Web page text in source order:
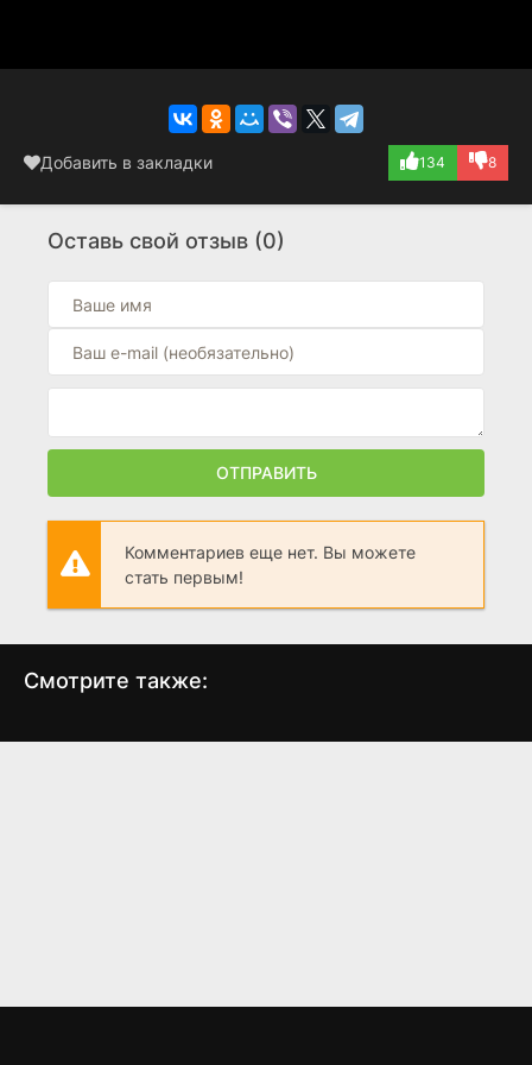
Добавить в закладки 134 8
Оставь свой отзыв (0)
ОТПРАВИТЬ
Комментариев еще нет. Вы можете
стать первым!
Смотрите также:
Все прекрасное –
Воин-изгой: Робот-